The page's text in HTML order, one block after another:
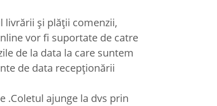
livrării și plății comenzii,
vor fi suportate de catre
de la data la care suntem
de data recepționării
.Coletul ajunge la dvs prin